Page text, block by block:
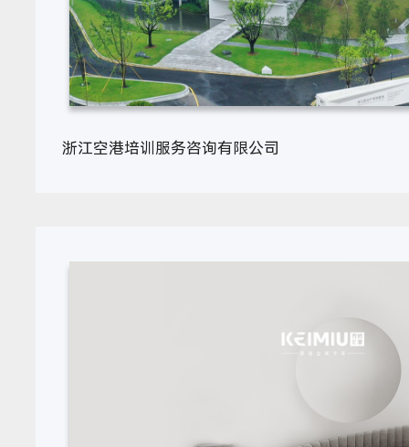
浙江空港培训服务咨询有限公司